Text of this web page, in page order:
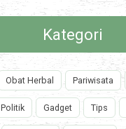
Kategori
Obat Herbal Pariwisata
Politik Gadget Tips